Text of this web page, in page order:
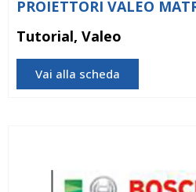
PROIETTORI VALEO
Tutorial, Valeo
Vai alla scheda